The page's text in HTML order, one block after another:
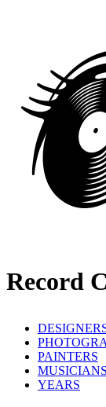
Record
PAINTERS
MUSICIANS
YEARS